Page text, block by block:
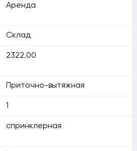
Аренда
Склад
2322.00
Приточно-вытяжная
1
спринклерная